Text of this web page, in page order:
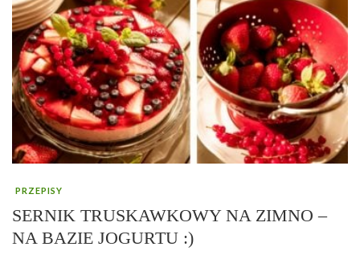
PRZEPISY
SERNIK TRUSKAWKOWY NA ZIMNO –
NA BAZIE JOGURTU :)